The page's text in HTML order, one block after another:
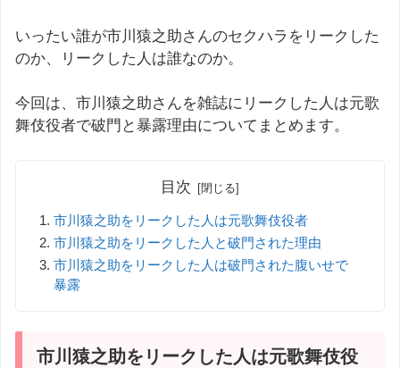
いったい誰が市川猿之助さんのセクハラをリークした
のか、リークした人は誰なのか。
今回は、市川猿之助さんを雑誌にリークした人は元歌
舞伎役者で破門と暴露理由についてまとめます。
目次
市川猿之助をリークした人は元歌舞伎役者
市川猿之助をリークした人と破門された理由
市川猿之助をリークした人は破門された腹いせで
暴露
市川猿之助をリークした人は元歌舞伎役